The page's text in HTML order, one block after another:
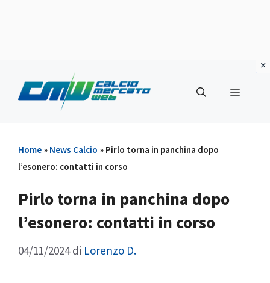
contenuto
Menu
Home » News Calcio » Pirlo torna in panchina dopo
l’esonero: contatti in corso
Pirlo torna in panchina dopo
l’esonero: contatti in corso
04/11/2024 di Lorenzo D.